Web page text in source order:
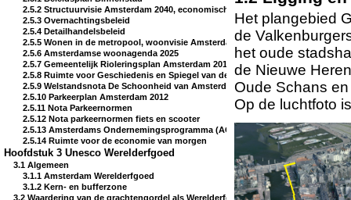
2.5.2 Structuurvisie Amsterdam 2040, economisch sterk en duurzaam
2.5.3 Overnachtingsbeleid
2.5.4 Detailhandelsbeleid
2.5.5 Wonen in de metropool, woonvisie Amsterdam tot 2020
2.5.6 Amsterdamse woonagenda 2025
2.5.7 Gemeentelijk Rioleringsplan Amsterdam 2016-2021
2.5.8 Ruimte voor Geschiedenis en Spiegel van de Stad, visie op het erfgoed
2.5.9 Welstandsnota De Schoonheid van Amsterdam 2016
2.5.10 Parkeerplan Amsterdam 2012
2.5.11 Nota Parkeernormen
2.5.12 Nota parkeernormen fiets en scooter
2.5.13 Amsterdams Ondernemingsprogramma (AOP)
2.5.14 Ruimte voor de economie van morgen
Hoofdstuk 3 Unesco Werelderfgoed
3.1 Algemeen
3.1.1 Amsterdam Werelderfgoed
3.1.2 Kern- en bufferzone
3.2 Waardering van de grachtengordel als Werelderfgoed
Het plangebied
de
het oude
de Nieuwe
Oude Schans
Op de luchtfoto